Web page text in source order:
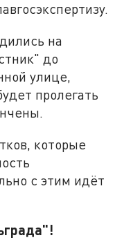
на
до
улице,
пролегать
которые
с этим идёт